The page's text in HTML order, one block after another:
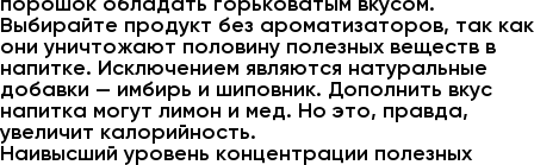
Выбирайте продукт без ароматизаторов, так как
они уничтожают половину полезных веществ в
напитке. Исключением являются натуральные
добавки — имбирь и шиповник. Дополнить вкус
напитка могут лимон и мед. Но это, правда,
увеличит калорийность.
Наивысший уровень концентрации полезных